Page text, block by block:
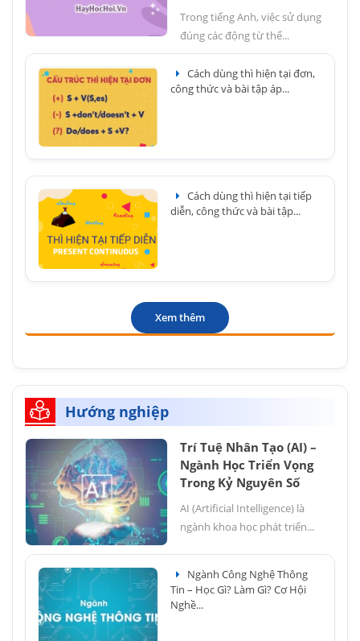
Trong tiếng Anh, việc sử dụng
đúng các động từ thể...
Cách dùng thì hiện tại đơn,
công thức và bài tập áp...
Cách dùng thì hiện tại tiếp
diễn, công thức và bài tập...
Xem thêm
Hướng nghiệp
Trí Tuệ Nhân Tạo (AI) –
Ngành Học Triển Vọng
Trong Kỷ Nguyên Số
AI (Artificial Intelligence) là
ngành khoa học phát triển...
Ngành Công Nghệ Thông
Tin – Học Gì? Làm Gì? Cơ Hội
Nghề...